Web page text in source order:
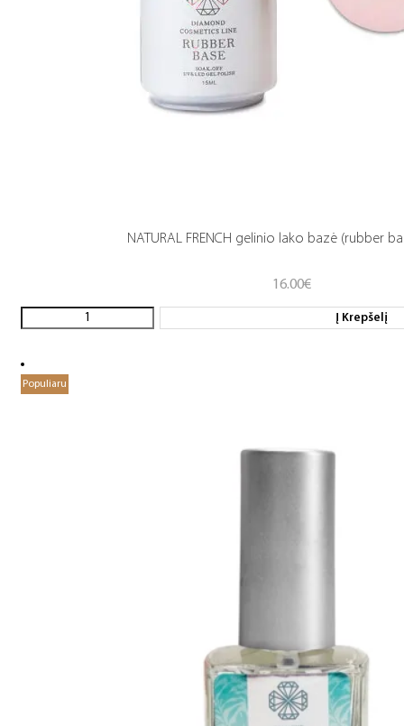
NATURAL FRENCH gelinio lako bazė (rubber
16.00€
Į Krepšelį
Populiaru